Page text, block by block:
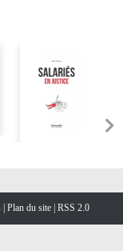
Plan du site RSS 2.0